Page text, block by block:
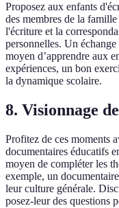
Proposez aux enfants
des membres de la
l'écriture et la
personnelles. Un
moyen d’apprendre aux
expériences, un bon
la dynamique scolaire.
8. Visionnage
Profitez de ces moments
documentaires éducatifs
moyen de compléter les
exemple, un
leur culture générale.
posez-leur des questions